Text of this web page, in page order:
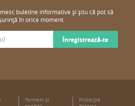
buletine informative și știu că pot să
în orice moment.
Înregistrează-te
Termeni şi
Protecţia